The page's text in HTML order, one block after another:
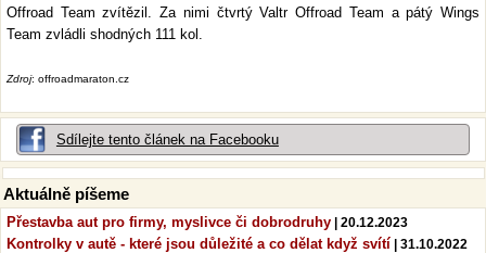
Offroad Team zvítězil. Za nimi čtvrtý Valtr Offroad Team a pátý Wings
Team zvládli shodných 111 kol.
Zdroj: offroadmaraton.cz
Sdílejte tento článek na Facebooku
Aktuálně píšeme
Přestavba aut pro firmy, myslivce či dobrodruhy | 20.12.2023
Kontrolky v autě - které jsou důležité a co dělat když svítí | 31.10.2022